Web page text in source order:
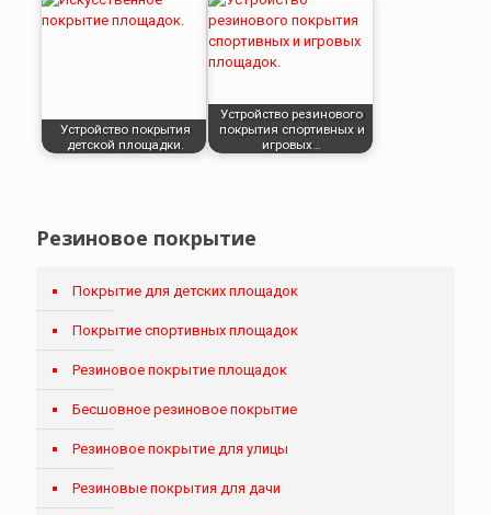
Устройство покрытия
детской площадки.
Устройство резинового
покрытия спортивных и
игровых…
Резиновое покрытие
Покрытие для детских площадок
Покрытие спортивных площадок
Резиновое покрытие площадок
Бесшовное резиновое покрытие
Резиновое покрытие для улицы
Резиновые покрытия для дачи